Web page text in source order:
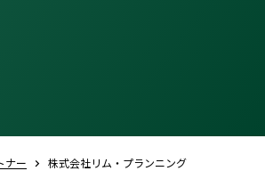
ナー 株式会社リム・プランニング